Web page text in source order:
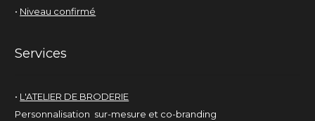
• Niveau confirmé
Services
• L'ATELIER DE BRODERIE
Personnalisation sur-mesure et co-branding